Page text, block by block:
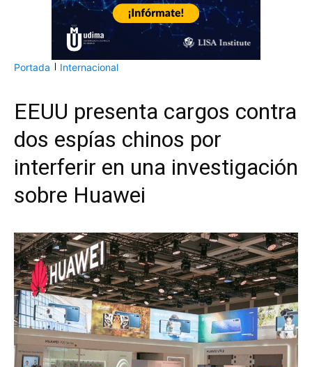
Portada Internacional
EEUU presenta cargos contra
dos espías chinos por
interferir en una investigación
sobre Huawei